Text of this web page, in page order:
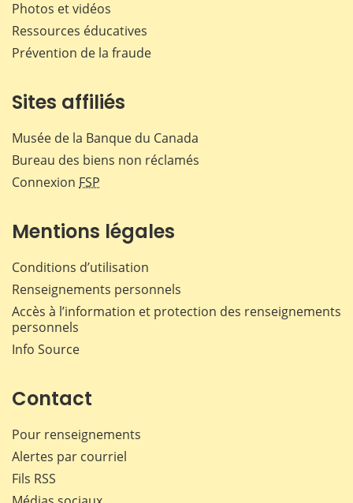
Photos et vidéos
Ressources éducatives
Prévention de la fraude
Sites affiliés
Musée de la Banque du Canada
Bureau des biens non réclamés
Connexion FSP
Mentions légales
Conditions d’utilisation
Renseignements personnels
Accès à l’information et protection des renseignements
personnels
Info Source
Contact
Pour renseignements
Alertes par courriel
Fils RSS